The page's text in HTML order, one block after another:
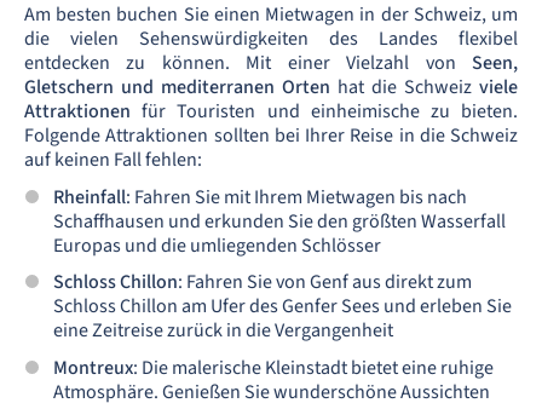
Am besten buchen Sie einen Mietwagen in der Schweiz, um
die vielen Sehenswürdigkeiten des Landes flexibel
entdecken zu können. Mit einer Vielzahl von Seen,
Gletschern und mediterranen Orten hat die Schweiz viele
Attraktionen für Touristen und einheimische zu bieten.
Folgende Attraktionen sollten bei Ihrer Reise in die Schweiz
auf keinen Fall fehlen:
Rheinfall: Fahren Sie mit Ihrem Mietwagen bis nach
Schaffhausen und erkunden Sie den größten Wasserfall
Europas und die umliegenden Schlösser
Schloss Chillon: Fahren Sie von Genf aus direkt zum
Schloss Chillon am Ufer des Genfer Sees und erleben Sie
eine Zeitreise zurück in die Vergangenheit
Montreux: Die malerische Kleinstadt bietet eine ruhige
Atmosphäre. Genießen Sie wunderschöne Aussichten